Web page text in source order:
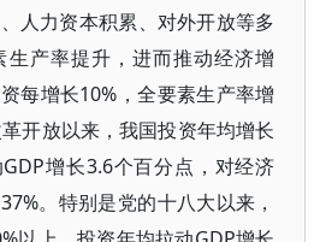
人力资本积累、对外开放等多
产率提升，进而推动经济增
每增长10%，全要素生产率增
开放以来，我国投资年均增长
增长3.6个百分点，对经济
。特别是党的十八大以来，